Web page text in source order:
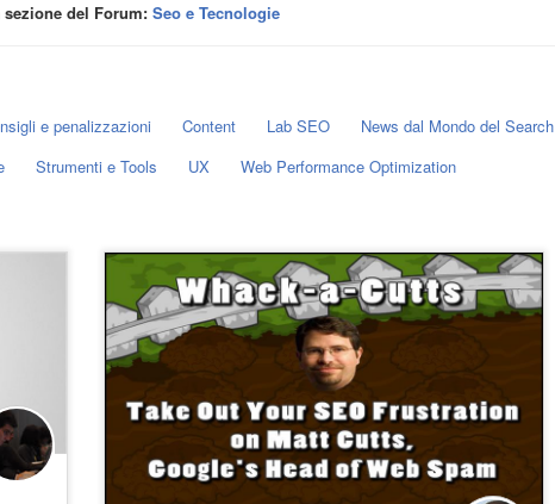
del Forum: Seo e Tecnologie
e penalizzazioni Content Lab SEO
News dal Mondo del Search
Strumenti e Tools UX
Web Performance Optimization